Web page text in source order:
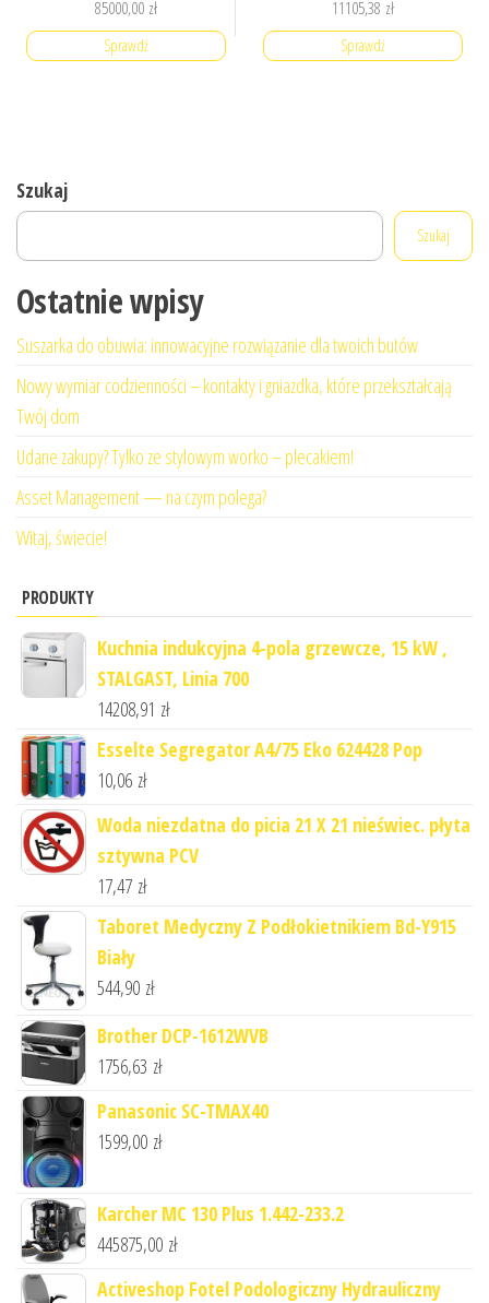
85000,00 zł
Sprawdź
11105,38 zł
Sprawdź
Szukaj
Szukaj
Ostatnie wpisy
Suszarka do obuwia: innowacyjne rozwiązanie dla twoich butów
Nowy wymiar codzienności – kontakty i gniazdka, które przekształcają
Twój dom
Udane zakupy? Tylko ze stylowym worko – plecakiem!
Asset Management — na czym polega?
Witaj, świecie!
PRODUKTY
Kuchnia indukcyjna 4-pola grzewcze, 15 kW ,
STALGAST, Linia 700
14208,91 zł
Esselte Segregator A4/75 Eko 624428 Pop
10,06 zł
Woda niezdatna do picia 21 X 21 nieświec. płyta
sztywna PCV
17,47 zł
Taboret Medyczny Z Podłokietnikiem Bd-Y915
Biały
544,90 zł
Brother DCP-1612WVB
1756,63 zł
Panasonic SC-TMAX40
1599,00 zł
Karcher MC 130 Plus 1.442-233.2
445875,00 zł
Activeshop Fotel Podologiczny Hydrauliczny